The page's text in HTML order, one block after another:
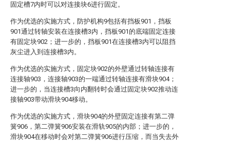
固定槽7内时可以对连接块6进行固定。
作为优选的实施方式，防护机构9包括有挡板901，挡板
901通过转轴安装在连接槽3内，挡板901的底端固定连接
有固定块902；进一步的，挡板901在连接槽3内可以阻挡
灰尘进入到连接槽3内。
作为优选的实施方式，固定块902的外壁通过转轴连接有
连接轴903，连接轴903的一端通过转轴连接有滑块904；
进一步的，当连接槽3向内翻转时会通过固定块902推动连
接轴903带动滑块904移动。
作为优选的实施方式，滑块904的外壁固定连接有第二弹
簧906，第二弹簧906安装在滑轨905的内部；进一步的，
滑块904在移动时会对第二弹簧906进行压缩，而当失去外